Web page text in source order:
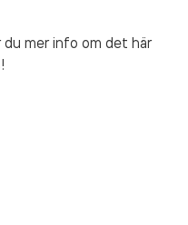
mer info om det här